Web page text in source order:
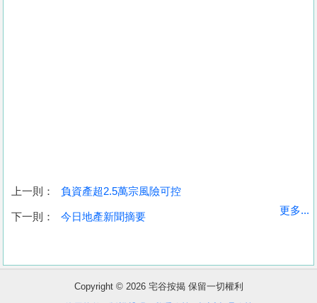
收
盤
上一則： 負資產超2.5萬宗風險可控
下一則： 今日地產新聞摘要
更多...
Copyright © 2026 宅谷按揭 保留一切權利